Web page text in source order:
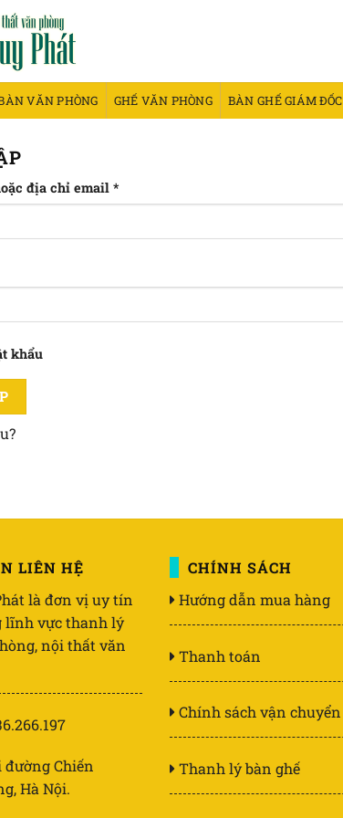
VĂN PHÒNG GHẾ VĂN PHÒNG BÀN GHẾ GIÁM ĐỐC
địa chỉ email *Bắt
buộc
khẩu
LIÊN HỆ
là đơn vị uy tín
lĩnh vực thanh lý
nội thất văn
đường Chiến
Hà Nội.
CHÍNH SÁCH
Hướng dẫn mua hàng
Thanh toán
Chính sách vận chuyển
Thanh lý bàn ghế